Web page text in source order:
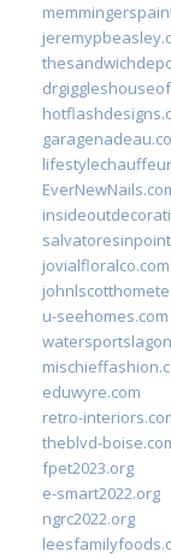
jovialfloralco.com
u-seehomes.com
eduwyre.com
retro-
theblvd-
fpet2023.org
e-smart2022.org
ngrc2022.org